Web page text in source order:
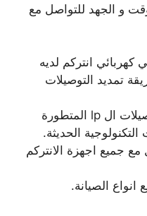
و الجهد للتواصل مع
كهربائي انتركم لديه
تمديد التوصيلات
نوفر لكم فني خبير بتوصيلات ال lp المتطورة
الحديثة.
مع جميع اجهزة الانتركم
الصيانة.